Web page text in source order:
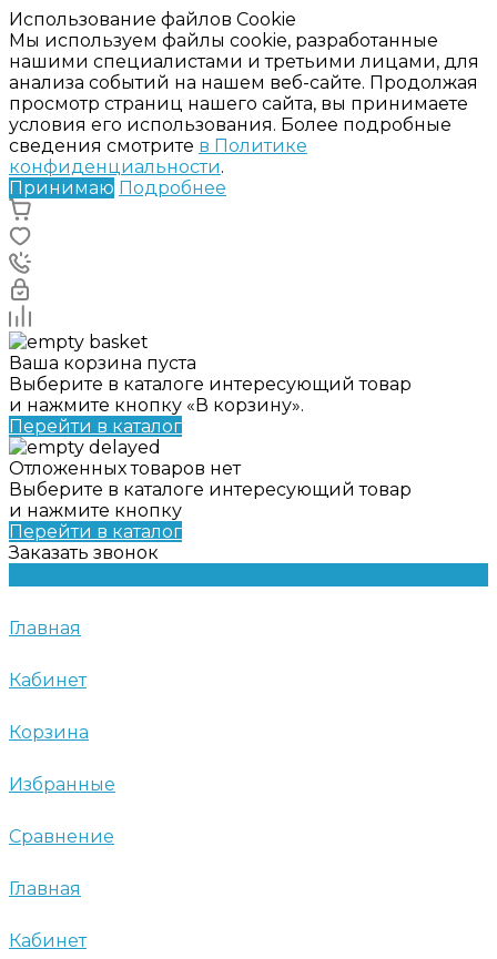
Использование файлов Cookie
Мы используем файлы cookie, разработанные
нашими специалистами и третьими лицами, для
анализа событий на нашем веб-сайте. Продолжая
просмотр страниц нашего сайта, вы принимаете
условия его использования. Более подробные
сведения смотрите в Политике
конфиденциальности.
Принимаю Подробнее
Ваша корзина пуста
Выберите в каталоге интересующий товар
и нажмите кнопку «В корзину».
Перейти в каталог
Отложенных товаров нет
Выберите в каталоге интересующий товар
и нажмите кнопку
Перейти в каталог
Заказать звонок
Главная
Кабинет
Корзина
Избранные
Сравнение
Главная
Кабинет